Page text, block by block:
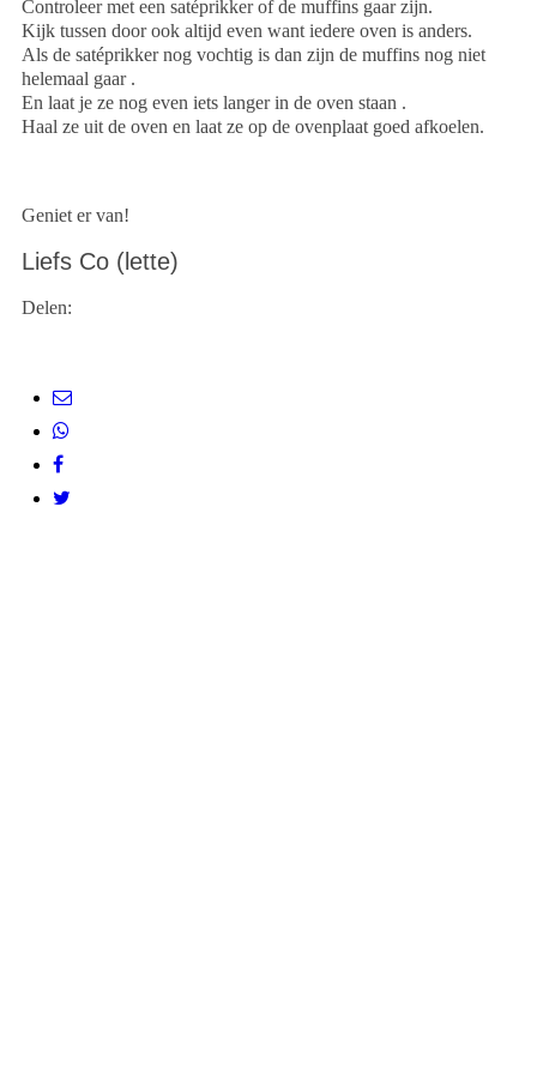
Controleer met een satéprikker of de muffins gaar zijn.
Kijk tussen door ook altijd even want iedere oven is anders.
Als de satéprikker nog vochtig is dan zijn de muffins nog niet
helemaal gaar .
En laat je ze nog even iets langer in de oven staan .
Haal ze uit de oven en laat ze op de ovenplaat goed afkoelen.
Geniet er van!
Liefs Co (lette)
Delen: